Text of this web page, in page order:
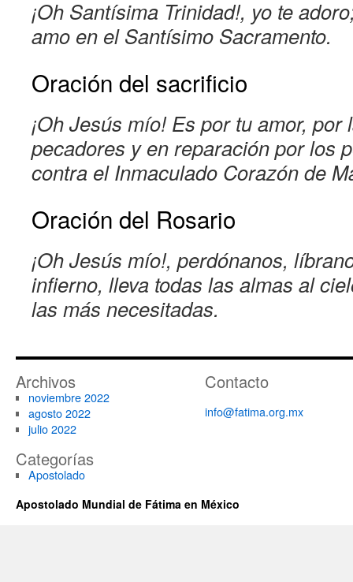
¡Oh Santísima Trinidad!, yo te
amo en el Santísimo Sacramento.
Oración del sacrificio
¡Oh Jesús mío! Es por tu amor,
pecadores y en reparación por los
contra el Inmaculado Corazón de
Oración del Rosario
¡Oh Jesús mío!, perdónanos,
infierno, lleva todas las almas al
las más necesitadas.
Archivos
noviembre 2022
agosto 2022
julio 2022
Categorías
Apostolado
Contacto
info@fatima.org.mx
Apostolado Mundial de Fátima en México